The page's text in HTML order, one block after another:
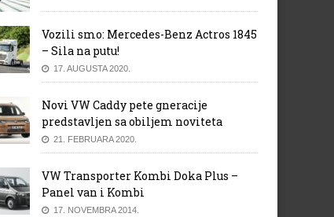
Vozili smo: Mercedes-Benz Actros 1845
– Sila na putu!
17. AUGUSTA 2020.
Novi VW Caddy pete gneracije
predstavljen sa obiljem noviteta
21. FEBRUARA 2020.
VW Transporter Kombi Doka Plus –
Panel van i Kombi
17. NOVEMBRA 2014.